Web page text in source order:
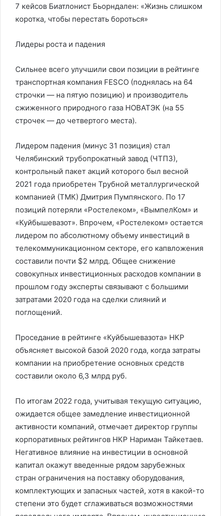
7 кейсов Биатлонист Бьорндален: «Жизнь слишком
коротка, чтобы перестать бороться»
Лидеры роста и падения
Сильнее всего улучшили свои позиции в рейтинге
транспортная компания FESCO (поднялась на 64
строчки — на пятую позицию) и производитель
сжиженного природного газа НОВАТЭК (на 55
строчек — до четвертого места).
Лидером падения (минус 31 позиция) стал
Челябинский трубопрокатный завод (ЧТПЗ),
контрольный пакет акций которого был весной
2021 года приобретен Трубной металлургической
компанией (ТМК) Дмитрия Пумпянского. По 17
позиций потеряли «Ростелеком», «ВымпелКом» и
«Куйбышевазот». Впрочем, «Ростелеком» остается
лидером по абсолютному объему инвестиций в
телекоммуникационном секторе, его капвложения
составили почти $2 млрд. Общее снижение
совокупных инвестиционных расходов компании в
прошлом году эксперты связывают с большими
затратами 2020 года на сделки слияний и
поглощений.
Проседание в рейтинге «Куйбышевазота» НКР
объясняет высокой базой 2020 года, когда затраты
компании на приобретение основных средств
составили около 6,3 млрд руб.
По итогам 2022 года, учитывая текущую ситуацию,
ожидается общее замедление инвестиционной
активности компаний, отмечает директор группы
корпоративных рейтингов НКР Нариман Тайкетаев.
Негативное влияние на инвестиции в основной
капитал окажут введенные рядом зарубежных
стран ограничения на поставку оборудования,
комплектующих и запасных частей, хотя в какой-то
степени это будет сглаживаться возможностями